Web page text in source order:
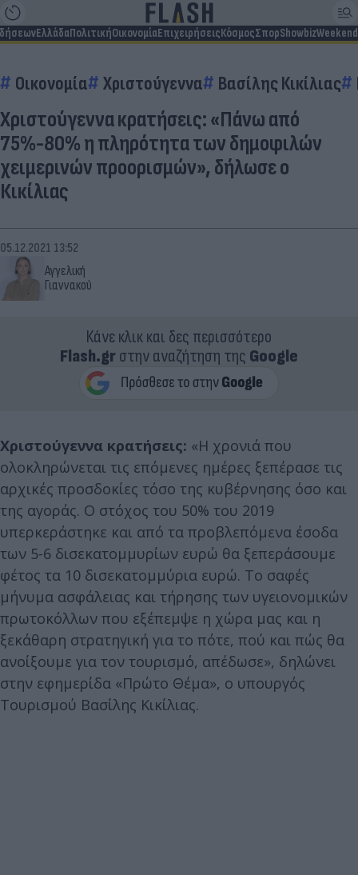
ΕλλάδαΠολιτικήΟικονομίαΕπιχειρήσειςΚόσμοςΣπορShowbizWeekend
Οικονομία Χριστούγεννα Βασίλης Κικίλιας
Χριστούγεννα κρατήσεις: «Πάνω από
75%-80% η πληρότητα των δημοφιλών
χειμερινών προορισμών», δήλωσε ο
Κικίλιας
Αγγελική
Γιαννακού
05.12.2021 13:52
Κάνε κλικ και δες περισσότερο
Flash.grστην αναζήτηση της Google
Χριστούγεννα κρατήσεις: «Η χρονιά που
ολοκληρώνεται τις επόμενες ημέρες ξεπέρασε τις
αρχικές προσδοκίες τόσο της κυβέρνησης όσο και
της αγοράς. Ο στόχος του 50% του 2019
υπερκεράστηκε και από τα προβλεπόμενα έσοδα
των 5-6 δισεκατομμυρίων ευρώ θα ξεπεράσουμε
φέτος τα 10 δισεκατομμύρια ευρώ. Το σαφές
μήνυμα ασφάλειας και τήρησης των υγειονομικών
πρωτοκόλλων που εξέπεμψε η χώρα μας και η
ξεκάθαρη στρατηγική για το πότε, πού και πώς θα
ανοίξουμε για τον τουρισμό, απέδωσε», δηλώνει
στην εφημερίδα «Πρώτο Θέμα», ο υπουργός
Τουρισμού Βασίλης Κικίλιας.